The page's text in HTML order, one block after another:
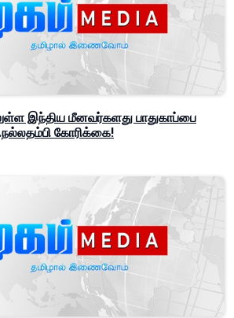
இந்திய மீனவர்களது பாதுகாப்பை
கோரிக்கை!